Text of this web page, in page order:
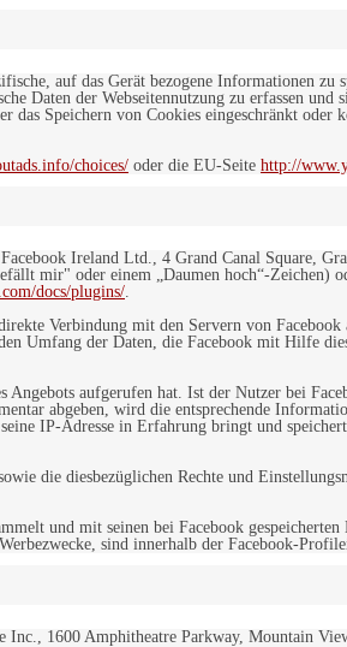
auf das Gerät bezogene Informationen
der Webseitennutzung zu erfassen und
Speichern von Cookies eingeschränkt
choices/ oder die EU-Seite http://
Ireland Ltd., 4 Grand Canal Square,
mir" oder einem „Daumen hoch“-Zeichen)
docs/plugins/.
Verbindung mit den Servern von
Umfang der Daten, die Facebook mit Hilfe
aufgerufen hat. Ist der Nutzer bei
abgeben, wird die entsprechende
IP-Adresse in Erfahrung bringt und
die diesbezüglichen Rechte und
und mit seinen bei Facebook
sind innerhalb der Facebook-
Inc., 1600 Amphitheatre Parkway, Mountain